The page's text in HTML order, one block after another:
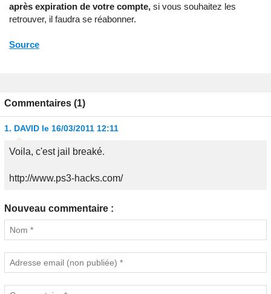
après expiration de votre compte, si vous souhaitez les
retrouver, il faudra se réabonner.
Source
Commentaires (1)
1. DAVID le 16/03/2011 12:11
Voila, c'est jail breaké.
http://www.ps3-hacks.com/
Nouveau commentaire :